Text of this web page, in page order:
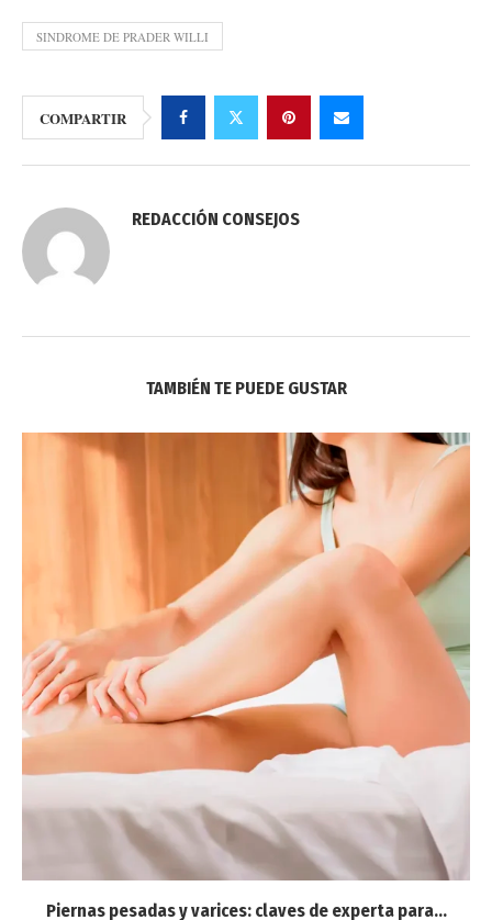
SINDROME DE PRADER WILLI
COMPARTIR
REDACCIÓN CONSEJOS
TAMBIÉN TE PUEDE GUSTAR
Piernas pesadas y varices: claves de experta para...